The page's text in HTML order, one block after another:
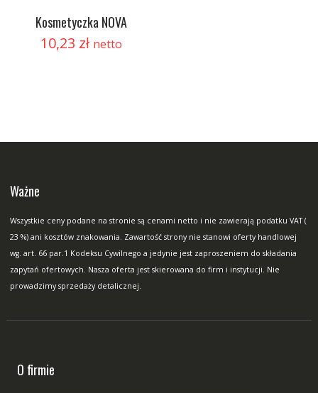
Kosmetyczka NOVA
10,23 zł netto
Ważne
Wszystkie ceny podane na stronie są cenami netto i nie zawierają podatku VAT (
23 %) ani kosztów znakowania. Zawartość strony nie stanowi oferty handlowej
wg. art. 66 par.1 Kodeksu Cywilnego a jedynie jest zaproszeniem do składania
zapytań ofertowych. Nasza oferta jest skierowana do firm i instytucji. Nie
prowadzimy sprzedaży detalicznej.
O firmie